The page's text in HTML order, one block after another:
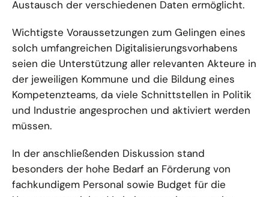
Austausch der verschiedenen Daten ermöglicht.
Wichtigste Voraussetzungen zum Gelingen eines
solch umfangreichen Digitalisierungsvorhabens
seien die Unterstützung aller relevanten Akteure in
der jeweiligen Kommune und die Bildung eines
Kompetenzteams, da viele Schnittstellen in Politik
und Industrie angesprochen und aktiviert werden
müssen.
In der anschließenden Diskussion stand
besonders der hohe Bedarf an Förderung von
fachkundigem Personal sowie Budget für die